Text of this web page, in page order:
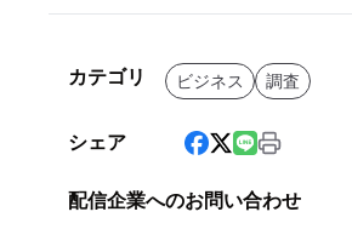
カテゴリ ビジネス 調査
シェア
配信企業へのお問い合わせ